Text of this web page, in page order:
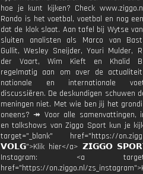
hoe je kunt kijken? Check
Rondo is het voetbal, voetbal en nog
dat de klok slaat. Aan tafel bij Wytse
sluiten analisten als Marco van
Gullit, Wesley Sneijder, Youri Mulder,
der Vaart, Wim Kieft en Khalid
regelmatig aan om over de
nationale en internationale
discussiëren. De deskundigen schuwen
meningen niet. Met wie ben jij het
oneens? ↠ Voor alle samenvattingen,
en talkshows van Ziggo Sport kun je
target="_blank" href="https://
𝗩𝗢𝗟𝗚">Klik hier</a> 𝗭𝗜𝗚𝗚𝗢
Instagram: <a
href="https://on.ziggo.nl/